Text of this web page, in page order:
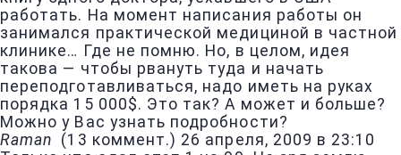
работать. На момент написания работы он
занимался практической медициной в частной
клинике… Где не помню. Но, в целом, идея
такова — чтобы рвануть туда и начать
переподготавливаться, надо иметь на руках
порядка 15 000$. Это так? А может и больше?
Можно у Вас узнать подробности?
Raman (13 коммент.) 26 апреля, 2009 в 23:10